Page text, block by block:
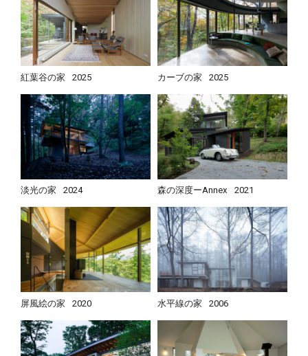
紅葉谷の家 2025 カーブの家 2025
淡光の家 2024 森の深度ーAnnex 2021
屏風絵の家 2020 水平線の家 2006